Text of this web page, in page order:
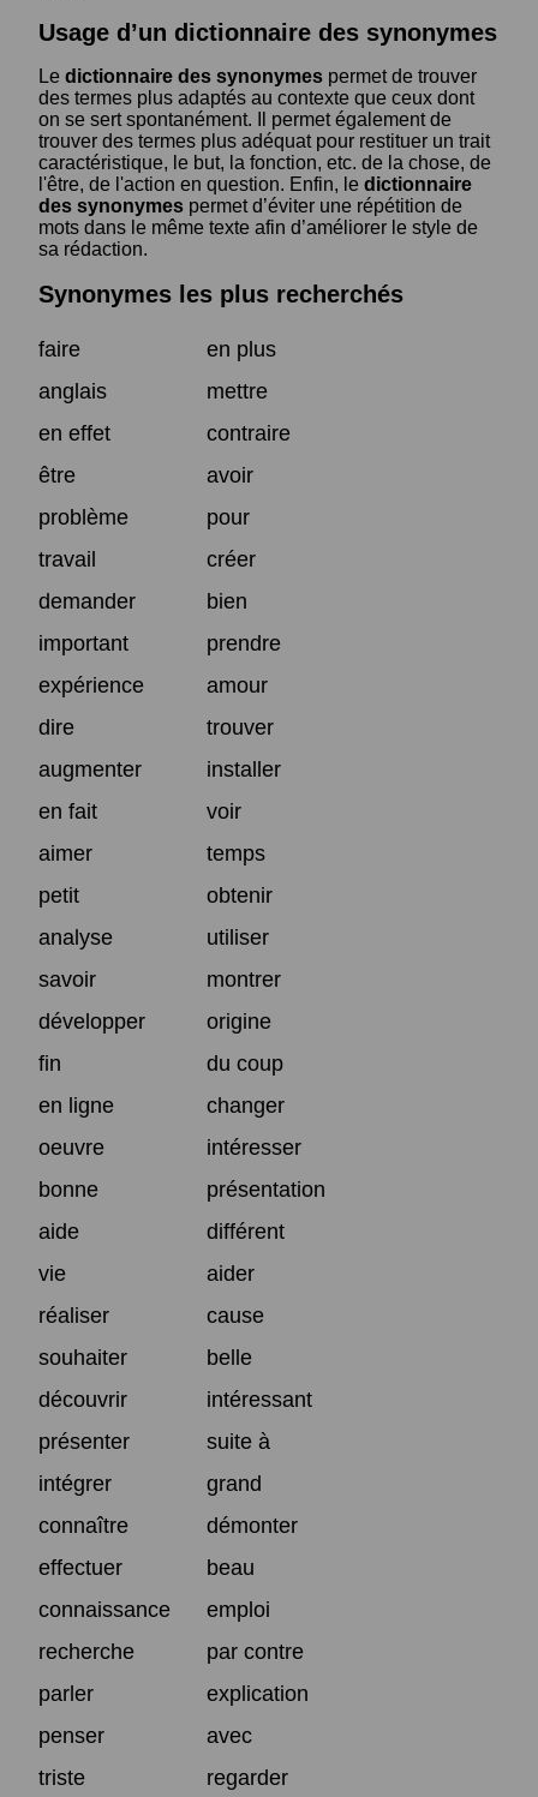
Usage d’un dictionnaire des synonymes
Le dictionnaire des synonymes permet de trouver
des termes plus adaptés au contexte que ceux dont
on se sert spontanément. Il permet également de
trouver des termes plus adéquat pour restituer un trait
caractéristique, le but, la fonction, etc. de la chose, de
l'être, de l'action en question. Enfin, le dictionnaire
des synonymes permet d’éviter une répétition de
mots dans le même texte afin d’améliorer le style de
sa rédaction.
Synonymes les plus recherchés
faire
en plus
anglais
mettre
en effet
contraire
être
avoir
problème
pour
travail
créer
demander
bien
important
prendre
expérience
amour
dire
trouver
augmenter
installer
en fait
voir
aimer
temps
petit
obtenir
analyse
utiliser
savoir
montrer
développer
origine
fin
du coup
en ligne
changer
oeuvre
intéresser
bonne
présentation
aide
différent
vie
aider
réaliser
cause
souhaiter
belle
découvrir
intéressant
présenter
suite à
intégrer
grand
connaître
démonter
effectuer
beau
connaissance
emploi
recherche
par contre
parler
explication
penser
avec
triste
regarder